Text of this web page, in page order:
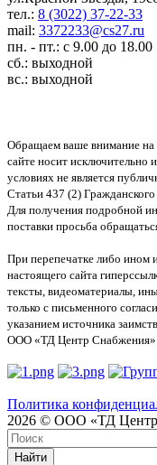
тел.: 8 (3022) 37-22-33
mail: 3372233@cs27.ru
пн. - пт.: с 9.00 до 18.00
сб.: выходной
вс.: выходной
Обращаем ваше внимание на
сайте носит исключительно
условиях не является
Статьи 437 (2) Гражданского
Для получения подробной
поставки просьба
При перепечатке либо ином
настоящего сайта
тексты, видеоматериалы,
только с письменного
указанием источника
ООО «ТД Центр Снабжения»
Политика
2026 © ООО «ТД
Найти